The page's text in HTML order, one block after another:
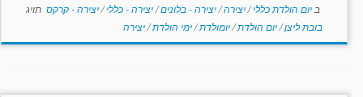
ב יום הולדת כללי/יצירה/יצירה - בלונים/יצירה - כללי/יצירה - קרקס תויג
בובת ליצן/יום הולדת/יומולדת/ימי הולדת/יצירה